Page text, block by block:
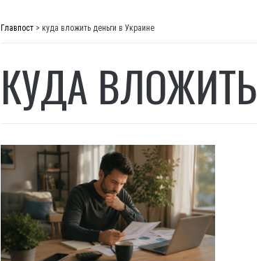
Главпост > куда вложить деньги в Украине
КУДА